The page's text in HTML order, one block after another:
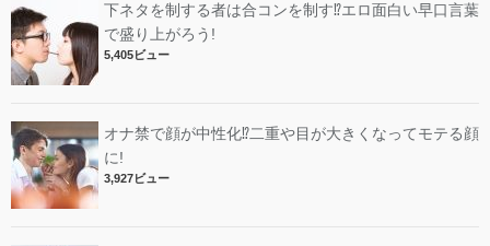
下ネタを制する者は合コンを制す⁉︎エロ面白い早口言葉
で盛り上がろう!
5,405ビュー
オナ禁で顔が中性化⁉︎二重や目が大きくなってモテる顔
に!
3,927ビュー